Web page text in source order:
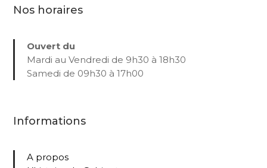
Nos horaires
Ouvert du
Mardi au Vendredi de 9h30 à 18h30
Samedi de 09h30 à 17h00
Informations
A propos